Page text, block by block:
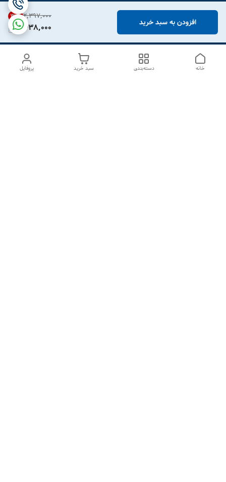
۲٬۳۹۷٬۰۰۰ 31%
1,638,000 افزودن به سبد خرید
پروفایل سبد خرید دسته‌بندی خانه